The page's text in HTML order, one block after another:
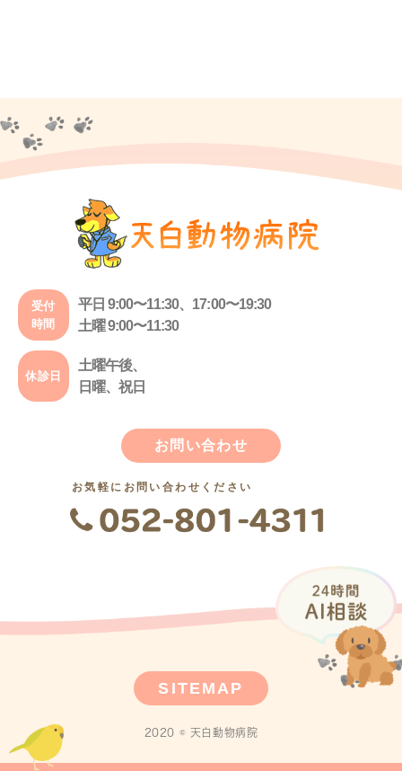
受付
時間
平日 9:00〜11:30、17:00〜19:30
土曜 9:00〜11:30
休診日
土曜午後、
日曜、祝日
お問い合わせ
お気軽にお問い合わせください
SITEMAP
2020 © 天白動物病院